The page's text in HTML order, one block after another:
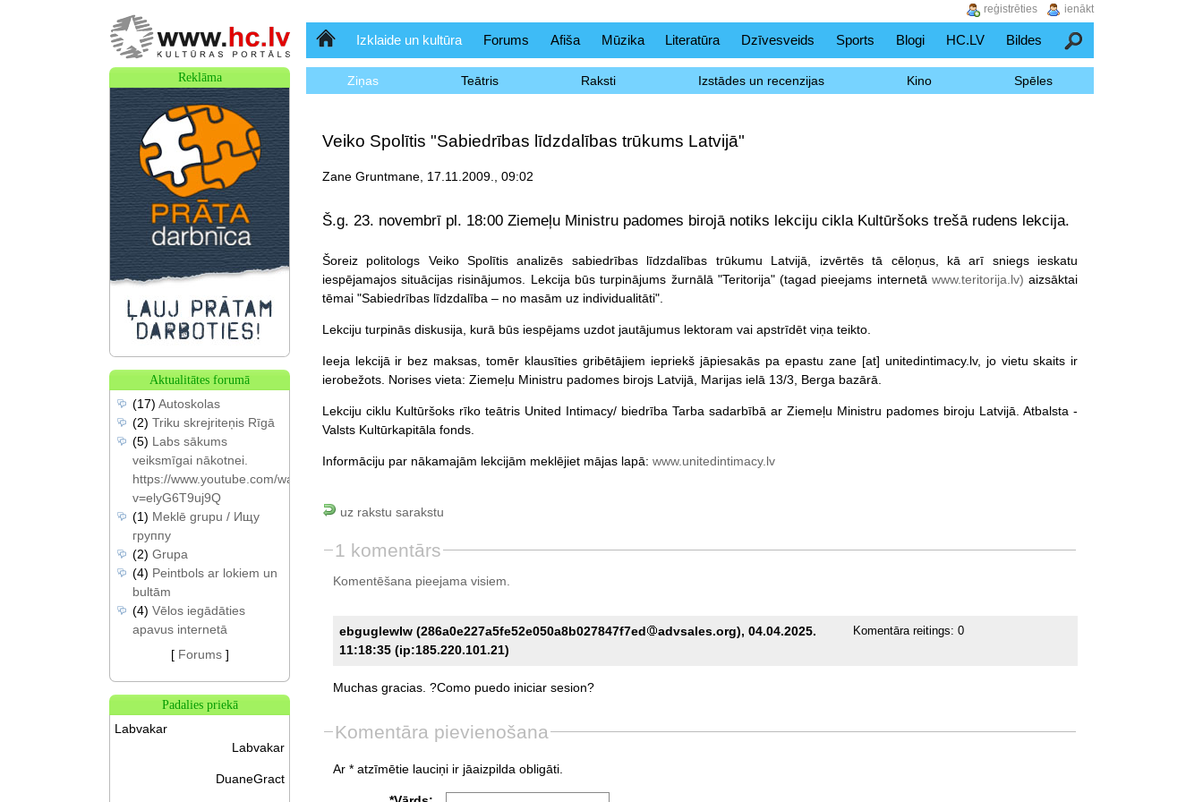
SākumlapaIzklaide un kultūra Forums Afiša Mūzika Literatūra Dzīvesveids Sports Blogi HC.LV Bildes Meklēšana
Ziņas Teātris Raksti Izstādes un recenzijas Kino Spēles
Veiko Spolītis "Sabiedrības līdzdalības trūkums Latvijā"
Zane Gruntmane, 17.11.2009., 09:02
Š.g. 23. novembrī pl. 18:00 Ziemeļu Ministru padomes birojā notiks lekciju cikla Kultūršoks trešā rudens lekcija.
Šoreiz politologs Veiko Spolītis analizēs sabiedrības līdzdalības trūkumu Latvijā, izvērtēs tā cēloņus, kā arī sniegs ieskatu
iespējamajos situācijas risinājumos. Lekcija būs turpinājums žurnālā "Teritorija" (tagad pieejams internetāwww.teritorija.lv) aizsāktai
tēmai "Sabiedrības līdzdalība – no masām uz individualitāti".
Lekciju turpinās diskusija, kurā būs iespējams uzdot jautājumus lektoram vai apstrīdēt viņa teikto.
Ieeja lekcijā ir bez maksas, tomēr klausīties gribētājiem iepriekš jāpiesakās pa epastu zane [at] unitedintimacy.lv, jo vietu skaits ir
ierobežots. Norises vieta: Ziemeļu Ministru padomes birojs Latvijā, Marijas ielā 13/3, Berga bazārā.
Lekciju ciklu Kultūršoks rīko teātris United Intimacy/ biedrība Tarba sadarbībā ar Ziemeļu Ministru padomes biroju Latvijā. Atbalsta -
Valsts Kultūrkapitāla fonds.
Informāciju par nākamajām lekcijām meklējiet mājas lapā: www.unitedintimacy.lv
uz rakstu sarakstu
1 komentārs
Komentēšana pieejama visiem.
ebguglewlw (286a0e227a5fe52e050a8b027847f7ed
advsales.org), 04.04.2025.
11:18:35 (ip:185.220.101.21)
Komentāra reitings:0
Muchas gracias. ?Como puedo iniciar sesion?
Komentāra pievienošana
Ar * atzīmētie lauciņi ir jāaizpilda obligāti.
Reklāma
Aktualitātes forumā
(17) Autoskolas
(2) Triku skrejriteņis Rīgā
(5) Labs sākums
veiksmīgai nākotnei.
https://www.youtube.com/watch?
v=elyG6T9uj9Q
(1) Meklē grupu / Ищу
группу
(2) Grupa
(4) Peintbols ar lokiem un
bultām
(4) Vēlos iegādāties
apavus internetā
[ Forums]
Padalies priekā
Labvakar
Labvakar
DuaneGract
ienākt
reģistrēties